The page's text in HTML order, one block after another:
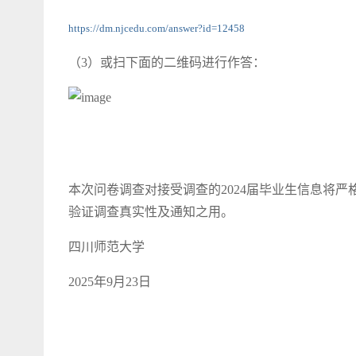
https://dm.njcedu.com/answer?id=12458
（3）或扫下面的二维码进行作答：
本次问卷调查对接受调查的2024届毕业生信息将
验证调查真实性及通知之用。
四川师范大学
2025年9月23日